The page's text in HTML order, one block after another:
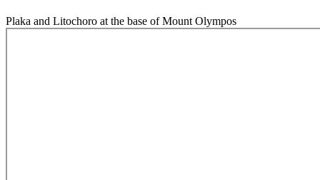
Plaka and Litochoro at the base of Mount Olympos